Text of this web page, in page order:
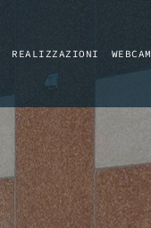
REALIZZAZIONI WEBCAM